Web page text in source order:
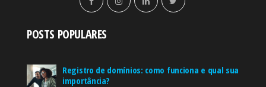
POSTS POPULARES
Registro de domínios: como funciona e qual sua
importância?